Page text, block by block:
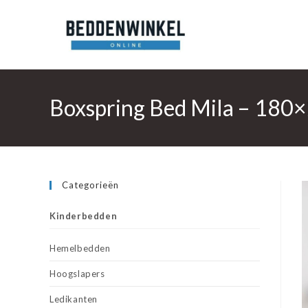
Boxspring Bed Mila –
Categorieën
Kinderbedden
Hemelbedden
Hoogslapers
Ledikanten